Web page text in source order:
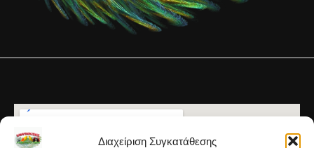
Διαχείριση Συγκατάθεσης